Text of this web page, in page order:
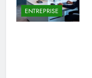
ENTREPRISE